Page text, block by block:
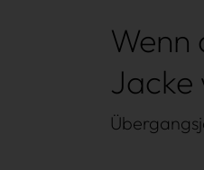
Wenn
Jacke